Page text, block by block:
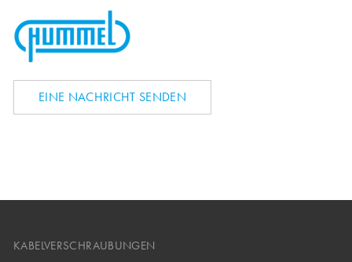
EINE NACHRICHT SENDEN
KABELVERSCHRAUBUNGEN